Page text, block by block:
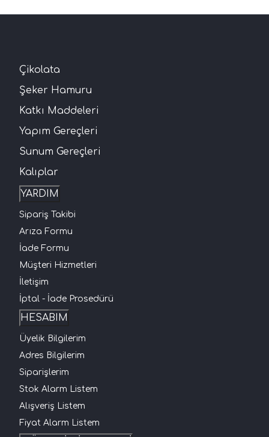
Çikolata
Şeker Hamuru
Katkı Maddeleri
Yapım Gereçleri
Sunum Gereçleri
Kalıplar
YARDIM
Sipariş Takibi
Arıza Formu
İade Formu
Müşteri Hizmetleri
İletişim
İptal - İade Prosedürü
HESABIM
Üyelik Bilgilerim
Adres Bilgilerim
Siparişlerim
Stok Alarm Listem
Alışveriş Listem
Fiyat Alarm Listem